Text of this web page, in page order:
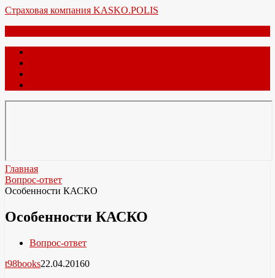
Перейти
Страховая компания KASKO.POLIS
Главная
Вопрос-ответ
Особенности КАСКО
Особенности КАСКО
Вопрос-ответ
t98books22.04.20160